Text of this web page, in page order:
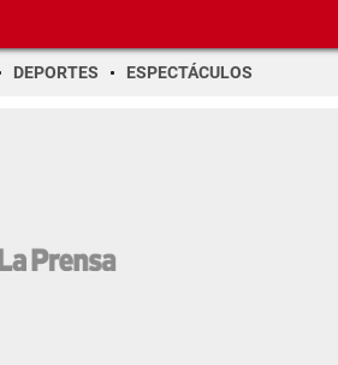
DEPORTES ESPECTÁCULOS